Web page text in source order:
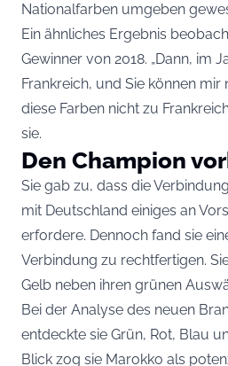
Nationalfarben umgeben
Ein ähnliches Ergebnis
Gewinner von 2018. „Dann, im
Frankreich, und Sie können mir
diese Farben nicht zu
sie.
Den Champion
Sie gab zu, dass die
mit Deutschland einiges an
erfordere. Dennoch fand sie
Verbindung zu rechtfertigen.
Gelb neben ihren grünen
Bei der Analyse des neuen
entdeckte sie Grün, Rot, Blau
Blick zog sie Marokko als